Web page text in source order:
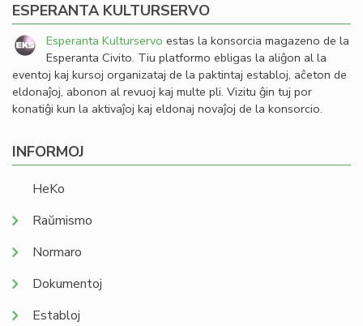
ESPERANTA KULTURSERVO
Esperanta Kulturservo estas la konsorcia magazeno de la
Esperanta Civito. Tiu platformo ebligas la aliĝon al la
eventoj kaj kursoj organizataj de la paktintaj establoj, aĉeton de
eldonaĵoj, abonon al revuoj kaj multe pli. Vizitu ĝin tuj por
konatiĝi kun la aktivaĵoj kaj eldonaj novaĵoj de la konsorcio.
INFORMOJ
HeKo
Raŭmismo
Normaro
Dokumentoj
Establoj